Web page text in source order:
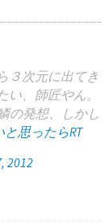
３次元に出てき
、師匠やん。
の発想、しかし
と思ったらRT
2012